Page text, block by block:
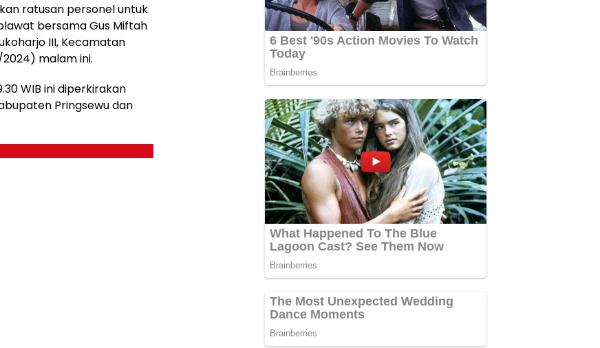
ratusan personel untuk
bersama Gus Miftah
III, Kecamatan
malam ini.
WIB ini diperkirakan
Pringsewu dan